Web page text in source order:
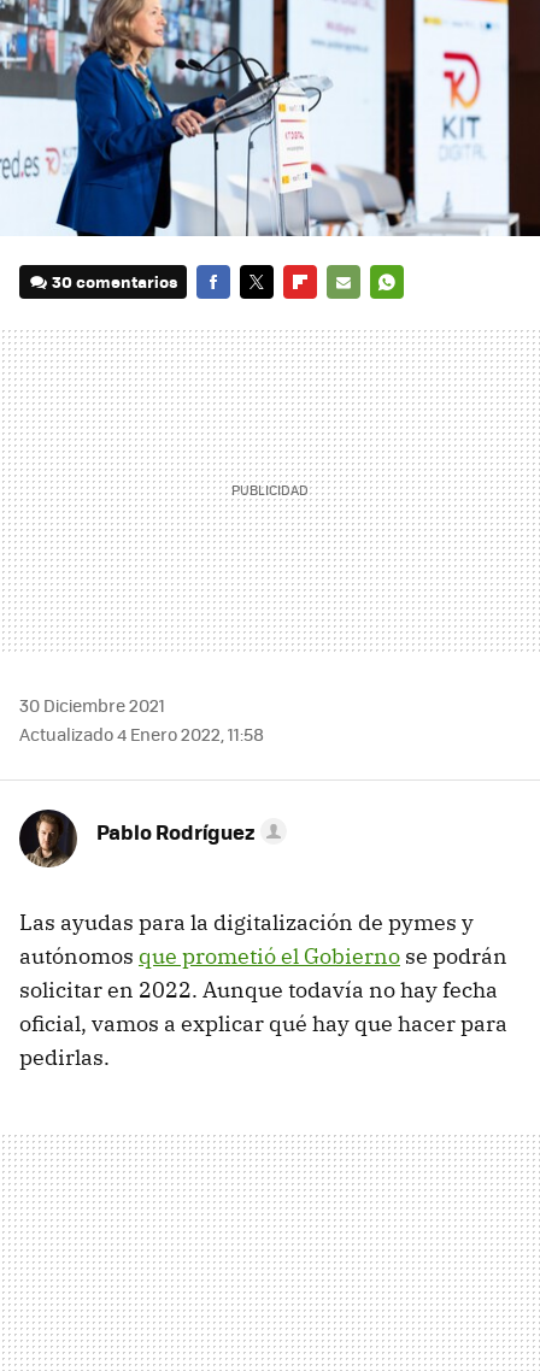
30 comentarios
MAIL
30 Diciembre 2021
Actualizado 4 Enero 2022, 11:58
Pablo Rodríguez
Las ayudas para la digitalización de pymes y
autónomos que prometió el Gobierno se podrán
solicitar en 2022. Aunque todavía no hay fecha
oficial, vamos a explicar qué hay que hacer para
pedirlas.